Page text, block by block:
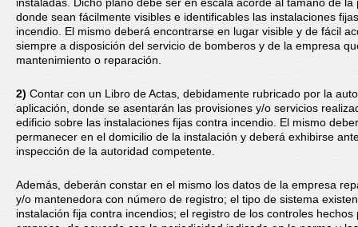
donde sean fácilmente visibles e identificables las instalaciones
incendio. El mismo deberá encontrarse en lugar visible y de fácil
siempre a disposición del servicio de bomberos y de la empresa
mantenimiento o reparación.
2) Contar con un Libro de Actas, debidamente rubricado por la
aplicación, donde se asentarán las provisiones y/o servicios
edificio sobre las instalaciones fijas contra incendio. El mismo
permanecer en el domicilio de la instalación y deberá exhibirse
inspección de la autoridad competente.
Además, deberán constar en el mismo los datos de la empresa
y/o mantenedora con número de registro; el tipo de sistema
instalación fija contra incendios; el registro de los controles hechos